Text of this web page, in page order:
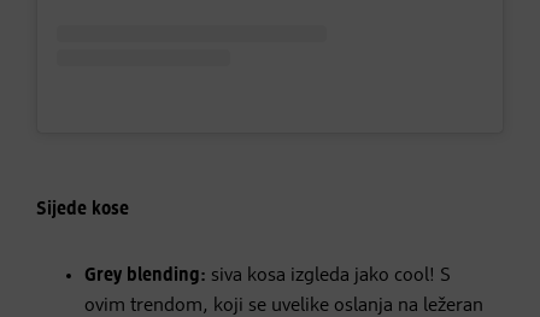
Sijede kose
Grey blending: siva kosa izgleda jako cool! S
ovim trendom, koji se uvelike oslanja na ležeran